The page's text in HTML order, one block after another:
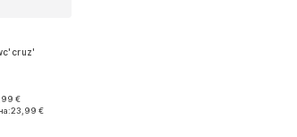
60
€
23,99 €